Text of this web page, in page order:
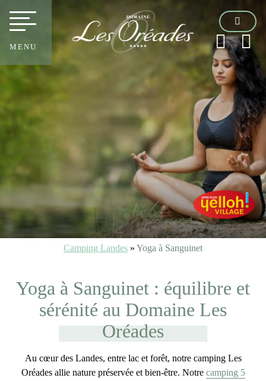
MENU
Camping Landes » Yoga à Sanguinet
Yoga à Sanguinet : équilibre et
sérénité au Domaine Les
Oréades
Au cœur des Landes, entre lac et forêt, notre camping Les
Oréadesallie nature préservée et bien-être. Notre camping 5